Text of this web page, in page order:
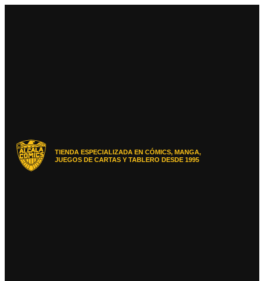
TIENDA ESPECIALIZADA EN CÓMICS, MANGA,
JUEGOS DE CARTAS Y TABLERO DESDE 1995